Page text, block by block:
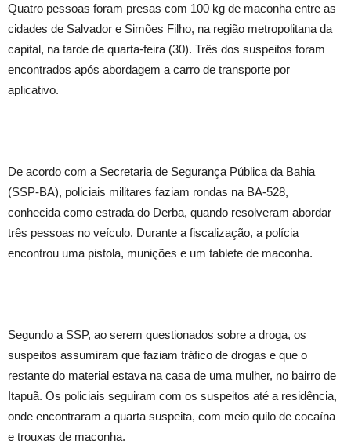
Quatro pessoas foram presas com 100 kg de maconha entre as
cidades de Salvador e Simões Filho, na região metropolitana da
capital, na tarde de quarta-feira (30). Três dos suspeitos foram
encontrados após abordagem a carro de transporte por
aplicativo.
De acordo com a Secretaria de Segurança Pública da Bahia
(SSP-BA), policiais militares faziam rondas na BA-528,
conhecida como estrada do Derba, quando resolveram abordar
três pessoas no veículo. Durante a fiscalização, a polícia
encontrou uma pistola, munições e um tablete de maconha.
Segundo a SSP, ao serem questionados sobre a droga, os
suspeitos assumiram que faziam tráfico de drogas e que o
restante do material estava na casa de uma mulher, no bairro de
Itapuã. Os policiais seguiram com os suspeitos até a residência,
onde encontraram a quarta suspeita, com meio quilo de cocaína
e trouxas de maconha.